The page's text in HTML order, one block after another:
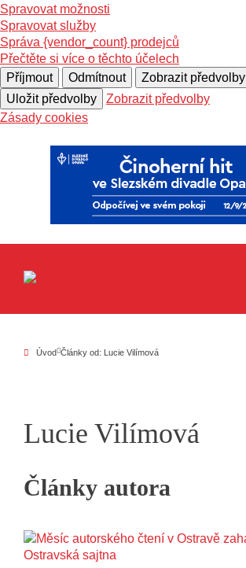
Spravovat možnosti
Spravovat služby
Správa {vendor_count} prodejců
Přečtěte si více o těchto účelech
Příjmout
Odmítnout
Zobrazit předvolby
Uložit předvolby
Zobrazit předvolby
Zásady cookies
Úvod Články od: Lucie Vilímová
Lucie Vilímová
Články autora